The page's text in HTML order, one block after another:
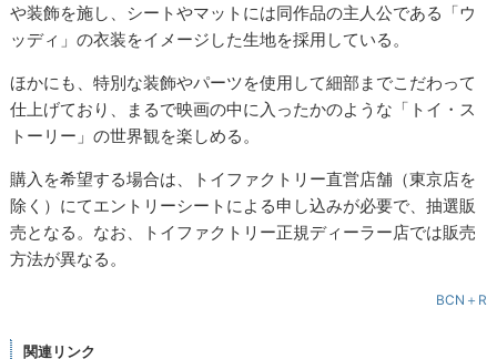
や装飾を施し、シートやマットには同作品の主人公である「ウ
ッディ」の衣装をイメージした生地を採用している。
ほかにも、特別な装飾やパーツを使用して細部までこだわって
仕上げており、まるで映画の中に入ったかのような「トイ・ス
トーリー」の世界観を楽しめる。
購入を希望する場合は、トイファクトリー直営店舗（東京店を
除く）にてエントリーシートによる申し込みが必要で、抽選販
売となる。なお、トイファクトリー正規ディーラー店では販売
方法が異なる。
BCN＋R
関連リンク